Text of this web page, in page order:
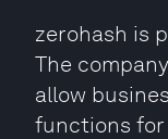
zerohash is
The
allow
functions for